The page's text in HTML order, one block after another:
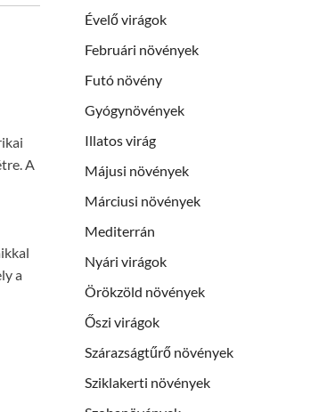
A
a
Évelő virágok
Februári növények
Futó növény
Gyógynövények
Illatos virág
Májusi növények
Márciusi növények
Mediterrán
Nyári virágok
Örökzöld növények
Őszi virágok
Szárazságtűrő növények
Sziklakerti növények